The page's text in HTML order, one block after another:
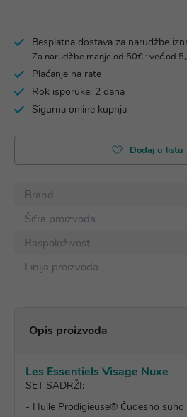
Besplatna dostava za narudžbe
Za narudžbe manje od 50€ : već od
Plaćanje na rate
Rok isporuke: 2 dana
Sigurna online kupnja
Dodaj u listu
Brand
Šifra proizvoda
Raspoloživost
Linija proizvoda
Opis proizvoda
Les Essentiels Visage Nuxe
SET SADRŽI:
- Huile Prodigieuse® Čudesno suho